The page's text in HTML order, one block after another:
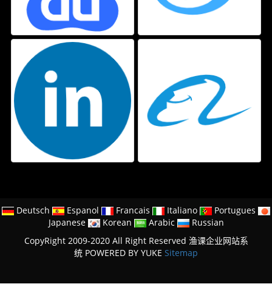
Deutsch Espanol Francais Italiano
Portugues
Japanese
Korean Arabic
Russian
CopyRight 2009-2020 All Right Reserved 渔课企业网站系
统 POWERED BY YUKE Sitemap